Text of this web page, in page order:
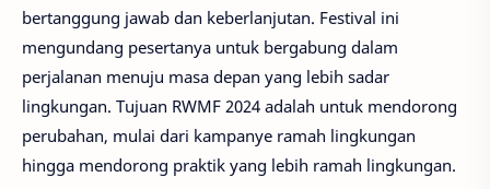
bertanggung jawab dan keberlanjutan. Festival ini
mengundang pesertanya untuk bergabung dalam
perjalanan menuju masa depan yang lebih sadar
lingkungan. Tujuan RWMF 2024 adalah untuk mendorong
perubahan, mulai dari kampanye ramah lingkungan
hingga mendorong praktik yang lebih ramah lingkungan.